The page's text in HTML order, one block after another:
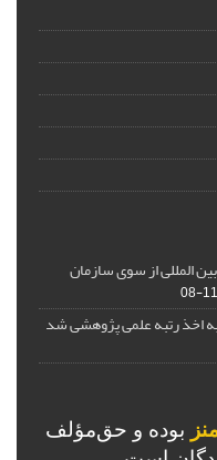
المللی از سوی سازمان
اخذ رتبه علمی پژوهشی شد
بوده و حق‌مؤلف